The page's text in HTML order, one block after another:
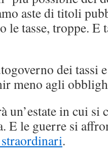
aste di titoli
le tasse, troppe. E
dei tassi
meno agli
un’estate in cui si
E le guerre si
.